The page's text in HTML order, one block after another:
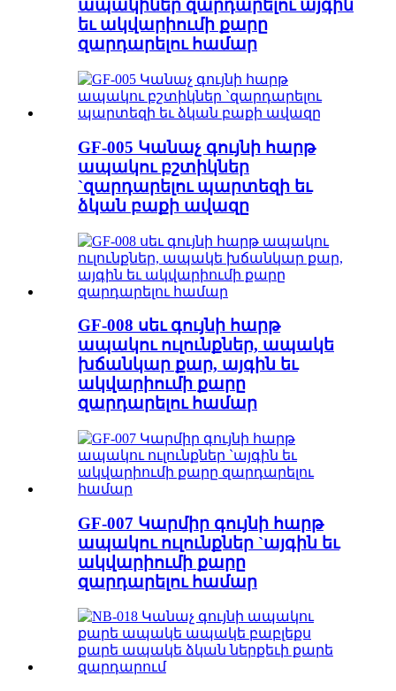
ապակիներ զարդարելու այգին
եւ ակվարիումի քարը
զարդարելու համար
GF-005 Կանաչ գույնի հարթ
ապակու բշտիկներ
`զարդարելու պարտեզի եւ
ձկան բաքի ավազը
GF-008 սեւ գույնի հարթ
ապակու ուլունքներ, ապակե
խճանկար քար, այգին եւ
ակվարիումի քարը
զարդարելու համար
GF-007 Կարմիր գույնի հարթ
ապակու ուլունքներ `այգին եւ
ակվարիումի քարը
զարդարելու համար